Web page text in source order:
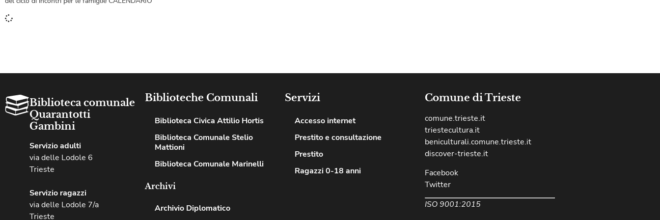
Biblioteca comunale
Quarantotti
Gambini
Servizio adulti
via delle Lodole 6
Trieste
Servizio ragazzi
via delle Lodole 7/a
Trieste
Biblioteche Comunali
Biblioteca Civica Attilio Hortis
Biblioteca Comunale Stelio
Mattioni
Biblioteca Comunale Marinelli
Archivi
Archivio Diplomatico
Servizi
Accesso internet
Prestito e consultazione
Prestito
Ragazzi 0-18 anni
Comune di Trieste
comune.trieste.it
triestecultura.it
beniculturali.comune.trieste.it
discover-trieste.it
Facebook
Twitter
ISO 9001:2015